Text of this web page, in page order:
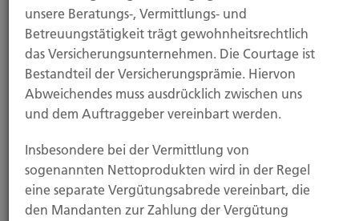
Private Krankenversicherung: Steigende
Beiträge zeichnen sich ab
21.11.2025
Sturm- und Hagelschäden: So melden Sie
Schäden richtig
Leistungen
unsere Beratungs-, Vermittlungs- und
Betreuungstätigkeit trägt gewohnheitsrechtlich
das Versicherungsunternehmen. Die Courtage ist
Bestandteil der Versicherungsprämie. Hiervon
Abweichendes muss ausdrücklich zwischen uns
und dem Auftraggeber vereinbart werden.
Insbesondere bei der Vermittlung von
sogenannten Nettoprodukten wird in der Regel
eine separate Vergütungsabrede vereinbart, die
den Mandanten zur Zahlung der Vergütung